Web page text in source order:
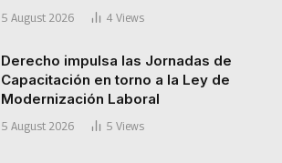
5 August 2026 4 Views
Derecho impulsa las Jornadas de
Capacitación en torno a la Ley de
Modernización Laboral
5 August 2026 5 Views